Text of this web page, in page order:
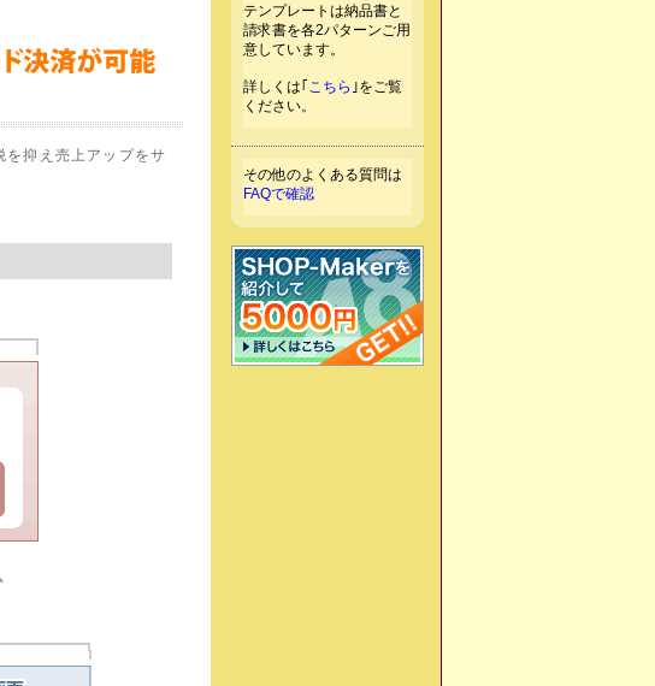
を抑え売上アップをサ
ASP@ペイメント以外のオンライン決済のフロー
テンプレートは納品書と
請求書を各2パターンご用
意しています。
詳しくは｢ こちら ｣をご覧
ください。
その他のよくある質問は
FAQで確認